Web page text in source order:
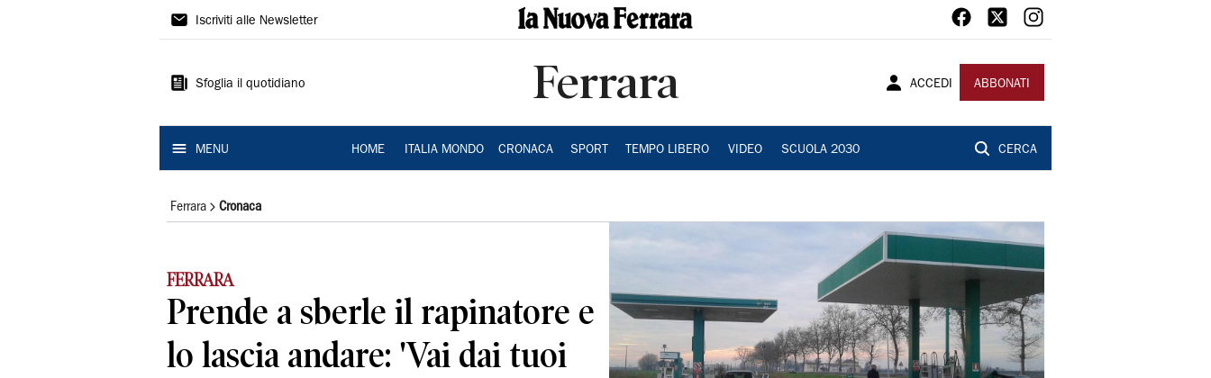
La
Ferrara
Iscriviti alle Newsletter
Sfoglia il quotidiano Ferrara ACCEDI ABBONATI
MENU HOME ITALIA MONDO CRONACA SPORT TEMPO LIBERO VIDEO SCUOLA 2030 CERCA
Ferrara Cronaca
FERRARA
Prende a sberle il rapinatore e
lo lascia andare: 'Vai dai tuoi